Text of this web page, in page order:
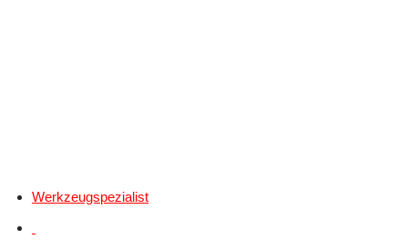
Werkzeugspezialist